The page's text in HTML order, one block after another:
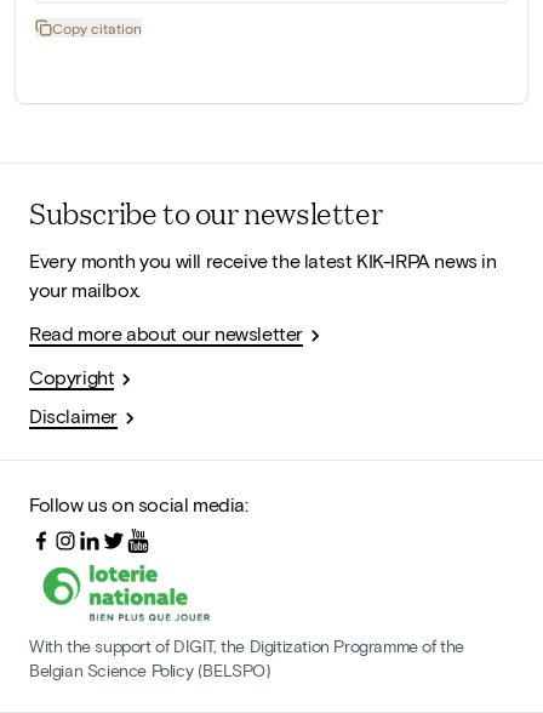
Copy citation
Subscribe to our newsletter
Every month you will receive the latest KIK-IRPA news in
your mailbox.
Read more about our newsletter
Copyright
Disclaimer
Follow us on social media:
With the support of DIGIT, the Digitization Programme of the
Belgian Science Policy (BELSPO)